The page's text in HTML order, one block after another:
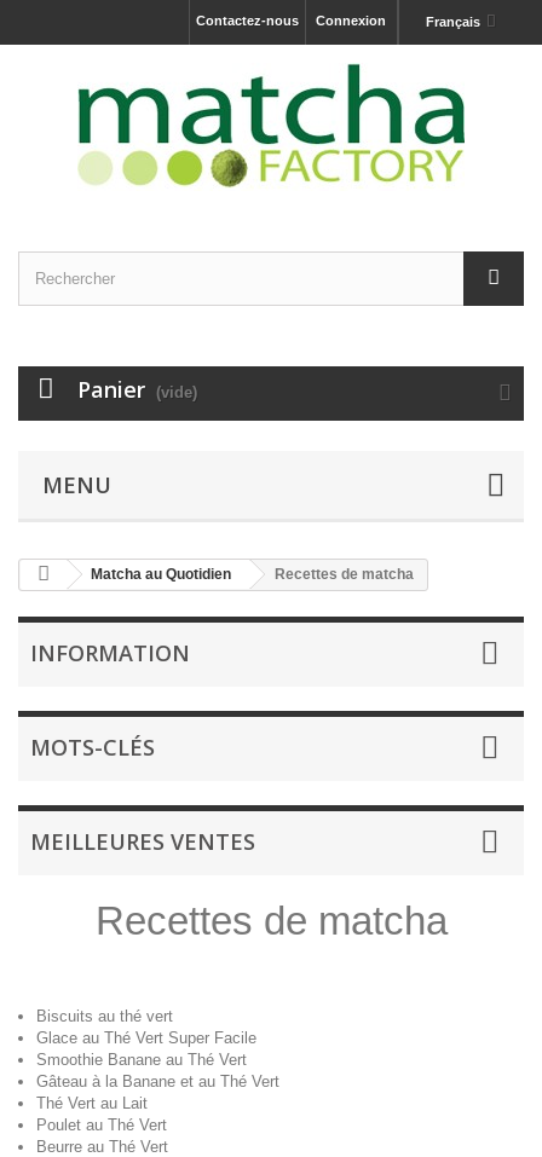
Français
Connexion
Contactez-nous
Panier (vide)
MENU
Matcha au Quotidien Recettes de matcha
INFORMATION
MOTS-CLÉS
MEILLEURES VENTES
Recettes de matcha
Biscuits au thé vert
Glace au Thé Vert Super Facile
Smoothie Banane au Thé Vert
Gâteau à la Banane et au Thé Vert
Thé Vert au Lait
Poulet au Thé Vert
Beurre au Thé Vert